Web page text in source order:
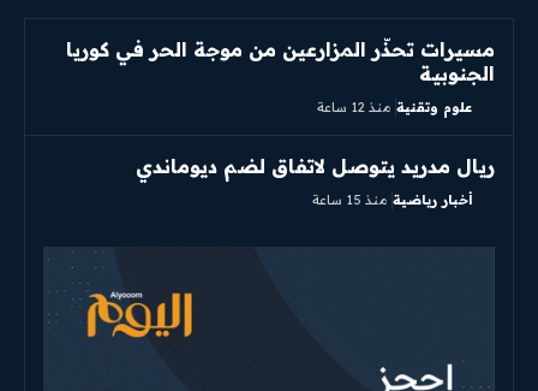
مسيرات تحذّر المزارعين من موجة الحر في كوريا
الجنوبية
علوم وتقنية منذ 12 ساعة
ريال مدريد يتوصل لاتفاق لضم ديوماندي
أخبار رياضية منذ 15 ساعة